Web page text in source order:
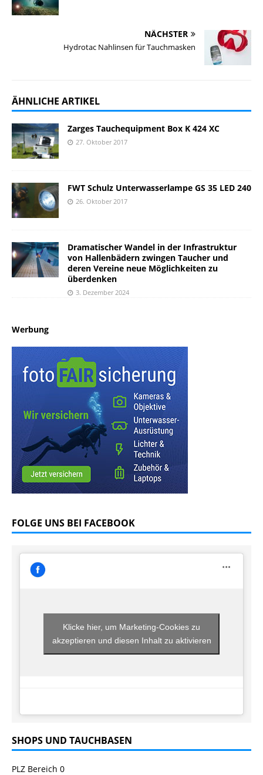
NÄCHSTER
Hydrotac Nahlinsen für Tauchmasken
ÄHNLICHE ARTIKEL
Zarges Tauchequipment Box K 424 XC
27. Oktober 2017
FWT Schulz Unterwasserlampe GS 35 LED 240
26. Oktober 2017
Dramatischer Wandel in der Infrastruktur
von Hallenbädern zwingen Taucher und
deren Vereine neue Möglichkeiten zu
überdenken
3. Dezember 2024
Werbung
FOLGE UNS BEI FACEBOOK
Klicke hier, um Marketing-Cookies zu
akzeptieren und diesen Inhalt zu aktivieren
SHOPS UND TAUCHBASEN
PLZ Bereich 0